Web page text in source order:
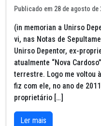
Publicado em 28 de agosto de
(in memorian a Unirso
vi, nas Notas de
Unirso Depentor, ex-
atualmente “Nova
terrestre. Logo me voltou
fiz com ele, no ano de
proprietário […]
Ler mais